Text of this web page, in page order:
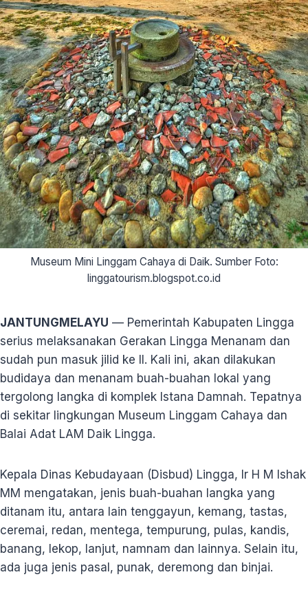
Museum Mini Linggam Cahaya di Daik. Sumber Foto:
linggatourism.blogspot.co.id
JANTUNGMELAYU — Pemerintah Kabupaten Lingga
serius melaksanakan Gerakan Lingga Menanam dan
sudah pun masuk jilid ke II. Kali ini, akan dilakukan
budidaya dan menanam buah-buahan lokal yang
tergolong langka di komplek Istana Damnah. Tepatnya
di sekitar lingkungan Museum Linggam Cahaya dan
Balai Adat LAM Daik Lingga.
Kepala Dinas Kebudayaan (Disbud) Lingga, Ir H M Ishak
MM mengatakan, jenis buah-buahan langka yang
ditanam itu, antara lain tenggayun, kemang, tastas,
ceremai, redan, mentega, tempurung, pulas, kandis,
banang, lekop, lanjut, namnam dan lainnya. Selain itu,
ada juga jenis pasal, punak, deremong dan binjai.